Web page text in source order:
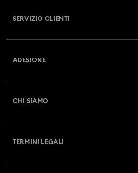
SERVIZIO CLIENTI
Resi & Cambi
Stato della riparazione
ADESIONE
CHI SIAMO
TERMINI LEGALI